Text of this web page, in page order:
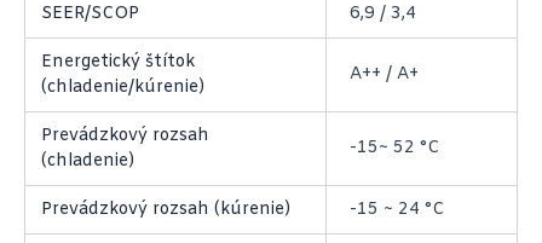
SEER/SCOP 6,9 / 3,4
Energetický štítok
(chladenie/kúrenie)
A++ / A+
Prevádzkový rozsah
(chladenie)
-15~ 52 °C
Prevádzkový rozsah (kúrenie) -15 ~ 24 °C